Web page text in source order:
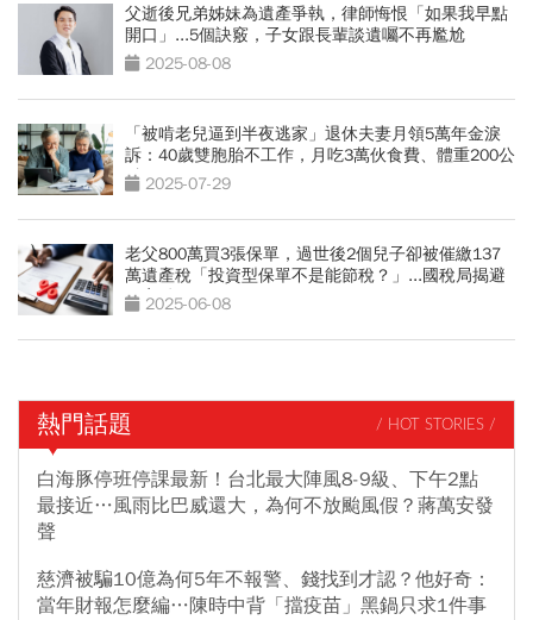
父逝後兄弟姊妹為遺產爭執，律師悔恨「如果我早點
開口」...5個訣竅，子女跟長輩談遺囑不再尷尬
2025-08-08
「被啃老兒逼到半夜逃家」退休夫妻月領5萬年金淚
訴：40歲雙胞胎不工作，月吃3萬伙食費、體重200公
斤 2025-07-29
老父800萬買3張保單，過世後2個兒子卻被催繳137
萬遺產稅「投資型保單不是能節稅？」...國稅局揭避
稅盲點
2025-06-08
熱門話題 / HOT STORIES /
白海豚停班停課最新！台北最大陣風8-9級、下午2點
最接近…風雨比巴威還大，為何不放颱風假？蔣萬安發
聲
慈濟被騙10億為何5年不報警、錢找到才認？他好奇：
當年財報怎麼編…陳時中背「擋疫苗」黑鍋只求1件事